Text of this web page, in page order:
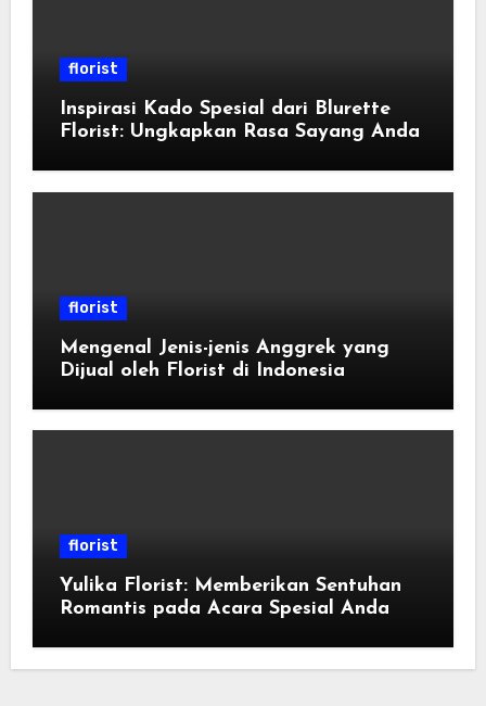
florist
Inspirasi Kado Spesial dari Blurette
Florist: Ungkapkan Rasa Sayang Anda
florist
Mengenal Jenis-jenis Anggrek yang
Dijual oleh Florist di Indonesia
florist
Yulika Florist: Memberikan Sentuhan
Romantis pada Acara Spesial Anda